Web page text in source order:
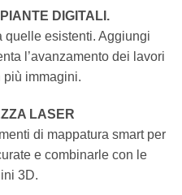
DIGITALI.
quelle esistenti. Aggiungi
l’avanzamento dei lavori
più immagini.
LASER
di mappatura smart per
e combinarle con le
3D.